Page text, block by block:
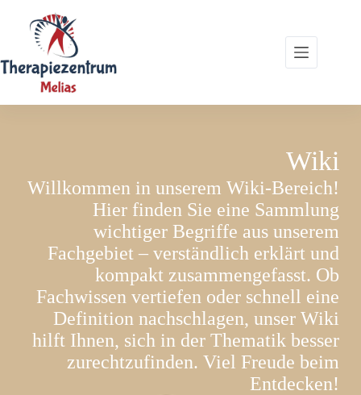
springen
Wiki
Willkommen in unserem Wiki-Bereich!
Hier finden Sie eine Sammlung
wichtiger Begriffe aus unserem
Fachgebiet – verständlich erklärt und
kompakt zusammengefasst. Ob
Fachwissen vertiefen oder schnell eine
Definition nachschlagen, unser Wiki
hilft Ihnen, sich in der Thematik besser
zurechtzufinden. Viel Freude beim
Entdecken!